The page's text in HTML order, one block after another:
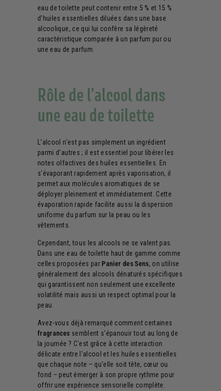
eau de toilette peut contenir entre 5 % et 15 %
d'huiles essentielles diluées dans une base
alcoolique, ce qui lui confère sa légèreté
caractéristique comparée à un parfum pur ou
une eau de parfum.
Rôle de l'alcool dans
une eau de toilette
L'alcool n'est pas simplement un ingrédient
parmi d'autres ; il est essentiel pour libérer les
notes olfactives des huiles essentielles. En
s'évaporant rapidement après vaporisation, il
permet aux molécules aromatiques de se
déployer pleinement et immédiatement. Cette
évaporation rapide facilite aussi la dispersion
uniforme du parfum sur la peau ou les
vêtements.
Cependant, tous les alcools ne se valent pas.
Dans une eau de toilette haut de gamme comme
celles proposées par Panier des Sens, on utilise
généralement des alcools dénaturés spécifiques
qui garantissent non seulement une excellente
volatilité mais aussi un respect optimal pour la
peau.
Avez-vous déjà remarqué comment certaines
fragrances semblent s'épanouir tout au long de
la journée ? C'est grâce à cette interaction
délicate entre l'alcool et les huiles essentielles
que chaque note – qu'elle soit tête, cœur ou
fond – peut émerger à son propre rythme pour
offrir une expérience sensorielle complète.